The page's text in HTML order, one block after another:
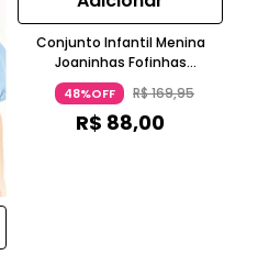
Conjunto Infantil Menina
Joaninhas Fofinhas
Alphabeto Pacoca
48%OFF R$169,95
R$ 88,00